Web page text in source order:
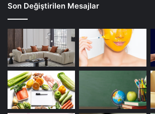
Son Değiştirilen Mesajlar